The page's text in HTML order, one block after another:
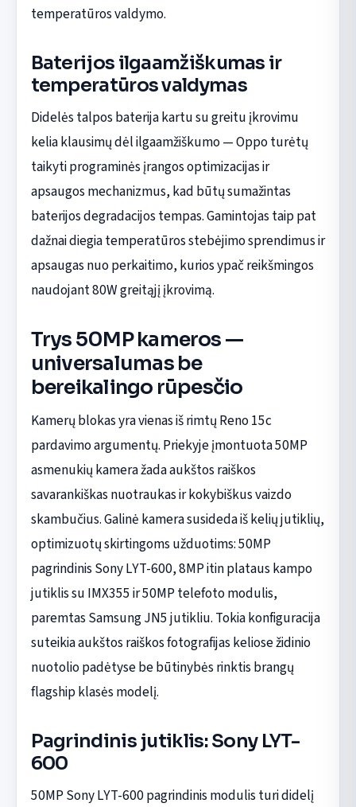
temperatūros valdymo.
Baterijos ilgaamžiškumas ir
temperatūros valdymas
Didelės talpos baterija kartu su greitu įkrovimu
kelia klausimų dėl ilgaamžiškumo — Oppo turėtų
taikyti programinės įrangos optimizacijas ir
apsaugos mechanizmus, kad būtų sumažintas
baterijos degradacijos tempas. Gamintojas taip pat
dažnai diegia temperatūros stebėjimo sprendimus ir
apsaugas nuo perkaitimo, kurios ypač reikšmingos
naudojant 80W greitąjį įkrovimą.
Trys 50MP kameros —
universalumas be
bereikalingo rūpesčio
Kamerų blokas yra vienas iš rimtų Reno 15c
pardavimo argumentų. Priekyje įmontuota 50MP
asmenukių kamera žada aukštos raiškos
savarankiškas nuotraukas ir kokybiškus vaizdo
skambučius. Galinė kamera susideda iš kelių jutiklių,
optimizuotų skirtingoms užduotims: 50MP
pagrindinis Sony LYT-600, 8MP itin plataus kampo
jutiklis su IMX355 ir 50MP telefoto modulis,
paremtas Samsung JN5 jutikliu. Tokia konfiguracija
suteikia aukštos raiškos fotografijas keliose židinio
nuotolio padėtyse be būtinybės rinktis brangų
flagship klasės modelį.
Pagrindinis jutiklis: Sony LYT-
600
50MP Sony LYT-600 pagrindinis modulis turi didelį